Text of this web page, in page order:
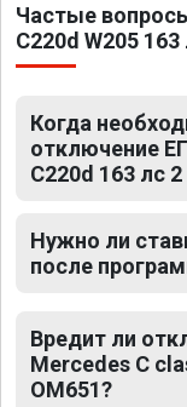
Частые
C220d W205
Когда
отключение
C220d 163 лс
Нужно ли
после
Вредит ли
Mercedes C
OM651?